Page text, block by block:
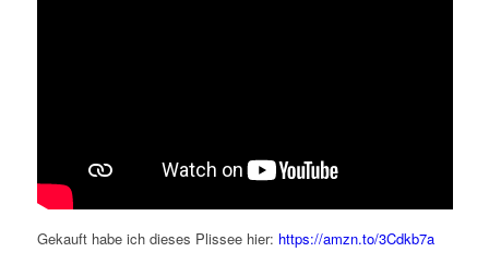
Gekauft habe ich dieses Plissee hier: https://amzn.to/3Cdkb7a